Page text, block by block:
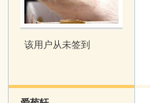
该用户从未签到